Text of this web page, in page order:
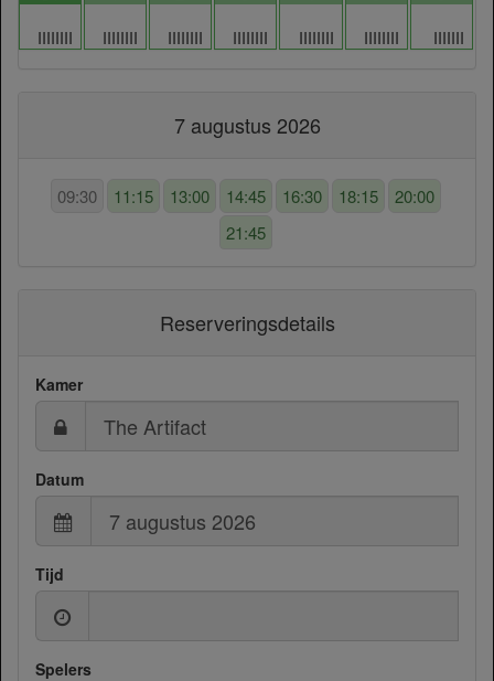
IIIIIIII IIIIIIII IIIIIIII IIIIIIII IIIIIIII IIIIIIII IIIIIII
7 augustus 2026
09:30 11:15 13:00 14:45 16:30 18:15
20:00
21:45
Reserveringsdetails
Kamer
Datum
Tijd
Spelers